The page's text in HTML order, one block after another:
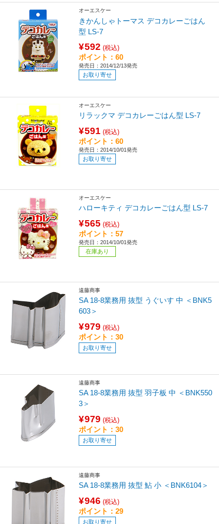
オーエスケー
きかんしゃトーマス デコカレーごはん
型 LS-7
¥592 (税込)
ポイント：60
発売日：2014/12/13発売
お取り寄せ
オーエスケー
リラックマ デコカレーごはん型 LS-7
¥591 (税込)
ポイント：60
発売日：2014/10/01発売
お取り寄せ
オーエスケー
ハローキティ デコカレーごはん型 LS-7
¥565 (税込)
ポイント：57
発売日：2014/10/01発売
在庫あり
遠藤商事
SA 18-8業務用 抜型 うぐいす 中 ＜BNK5
603＞
¥979 (税込)
ポイント：30
お取り寄せ
遠藤商事
SA 18-8業務用 抜型 羽子板 中 ＜BNK550
3＞
¥979 (税込)
ポイント：30
お取り寄せ
遠藤商事
SA 18-8業務用 抜型 鮎 小 ＜BNK6104＞
¥946 (税込)
ポイント：29
お取り寄せ